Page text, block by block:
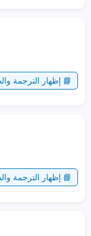
📘 إظهار الترجمة
📘 إظهار الترجمة